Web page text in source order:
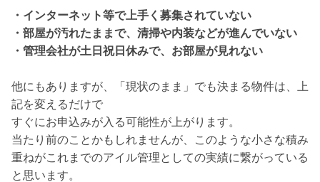
・インターネット等で上手く募集されていない
・部屋が汚れたままで、清掃や内装などが進んでいない
・管理会社が土日祝日休みで、お部屋が見れない
他にもありますが、「現状のまま」でも決まる物件は、上
記を変えるだけで
すぐにお申込みが入る可能性が上がります。
当たり前のことかもしれませんが、このような小さな積み
重ねがこれまでのアイル管理としての実績に繋がっている
と思います。